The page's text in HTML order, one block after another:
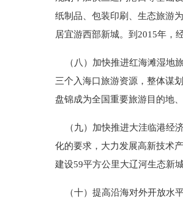
纸制品、包装印刷、生态旅游
居宜游西部新城。到2015年，
（八）加快推进红海滩湿地
三个入海口旅游资源，整体谋
盘锦成为全国重要旅游目的地
（九）加快推进大洼临港经
化的要求，大力发展高新技术
建设59平方公里大辽河生态新
（十）提高沿海对外开放水